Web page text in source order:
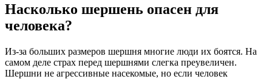
Насколько шершень опасен для
человека?
Из-за больших размеров шершня многие люди их боятся. На
самом деле страх перед шершнями слегка преувеличен.
Шершни не агрессивные насекомые, но если человек